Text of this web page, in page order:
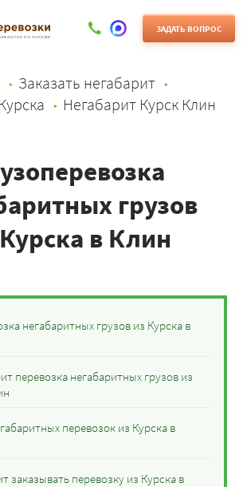
ЗАДАТЬ ВОПРОС
Заказать негабарит
Негабарит Курск Клин
грузов
в Клин
негабаритных грузов из Курска в
перевозка негабаритных грузов из
перевозок из Курска в
заказывать перевозку из Курска в